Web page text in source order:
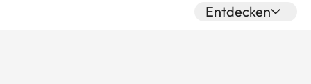
Entdecken